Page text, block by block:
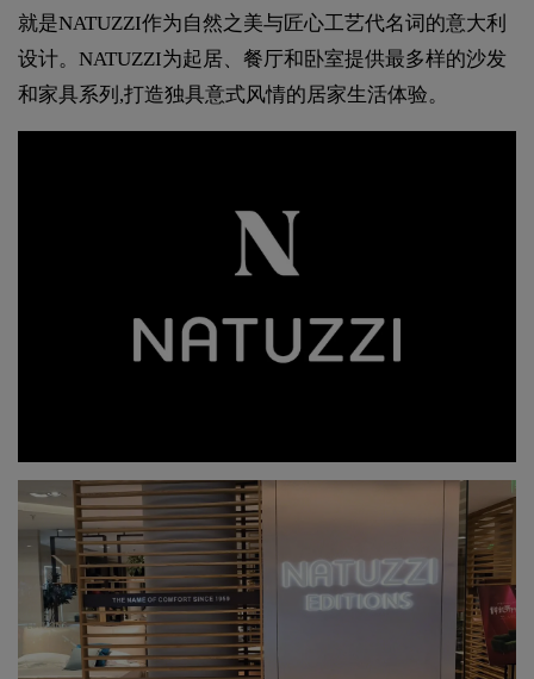
就是NATUZZI作为自然之美与匠心工艺代名词的意大利
设计。NATUZZI为起居、餐厅和卧室提供最多样的沙发
和家具系列,打造独具意式风情的居家生活体验。